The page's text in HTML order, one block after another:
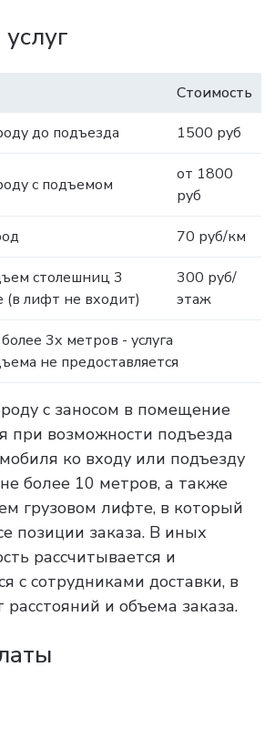
Стоимость
до подъезда
1500 руб
с подъемом
от 1800
руб
70 руб/км
столешниц 3
лифт не входит)
300 руб/
этаж
3х метров - услуга
не предоставляется
с заносом в помещение
при возможности подъезда
ко входу или подъезду
более 10 метров, а также
грузовом лифте, в который
позиции заказа. В иных
рассчитывается и
с сотрудниками доставки, в
расстояний и объема заказа.